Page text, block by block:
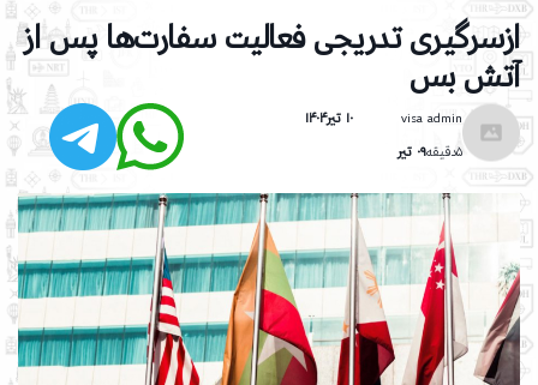
ازسرگیری تدریجی فعالیت سفارت‌ها پس از
آتش بس
visa admin
۵دقیقه
۰۹ تیر
۱۰ تیر۱۴۰۴